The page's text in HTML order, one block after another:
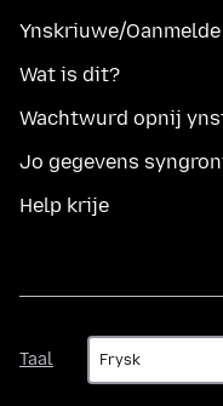
Ynskriuwe/Oanmelde
Wat is dit?
Wachtwurd opnij
Jo gegevens
Help krije
Taal
Taal